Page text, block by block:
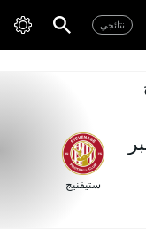
نتائجي
ستيفنيج